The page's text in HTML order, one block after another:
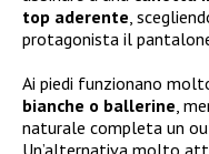
top aderente ,
protagonista il
Ai piedi funzionano
bianche o ballerine ,
naturale completa un
Un’alternativa molto